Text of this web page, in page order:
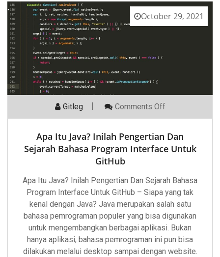
October 29, 2021
Gitleg Comments OffOn
Itu
Inilah
Pengertian
Dan
Program
Interface
Untuk
GitHub
Apa Itu Java? Inilah Pengertian Dan
Sejarah Bahasa Program Interface Untuk
GitHub
Apa Itu Java? Inilah Pengertian Dan Sejarah Bahasa
Program Interface Untuk GitHub – Siapa yang tak
kenal dengan Java? Java merupakan salah satu
bahasa pemrograman populer yang bisa digunakan
untuk mengembangkan berbagai aplikasi. Bukan
hanya aplikasi, bahasa pemrograman ini pun bisa
dilakukan melalui desktop sampai dengan website.